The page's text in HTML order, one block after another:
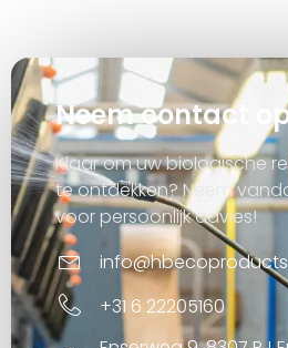
Neem contact
Klaar om uw biologische
te ontdekken? Neem
voor persoonlijk advies!
+31 6 22205160